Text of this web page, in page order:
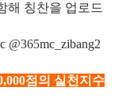
해 칭찬을 업로드
점의 실천지수